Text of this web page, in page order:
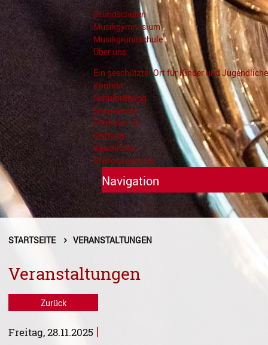
Grundschulen
Musikgymnasium
Musikgrundschule
Über uns
Ein geschützter Ort für Kinder und Jugendliche
Kontakt
Schulordnung
Elternbeirat
Förderverein
Stiftung
Geschichte
Stellenangebote
Navigation
Unterricht
Fächer A - Z
STARTSEITE VERANSTALTUNGEN
Veranstaltungen
Zurück
Freitag, 28.11.2025 |